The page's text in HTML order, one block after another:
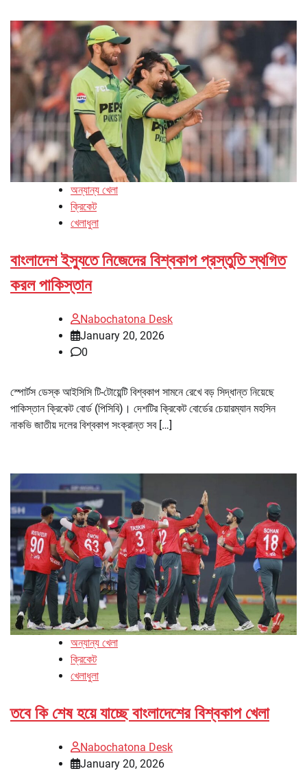
অন্যান্য খেলা
ক্রিকেট
খেলাধুলা
বাংলাদেশ ইস্যুতে নিজেদের বিশ্বকাপ প্রস্তুতি স্থগিত
করল পাকিস্তান
Nabochatona Desk
January 20, 2026
0
স্পোর্টস ডেস্ক আইসিসি টি-টোয়েন্টি বিশ্বকাপ সামনে রেখে বড় সিদ্ধান্ত নিয়েছে
পাকিস্তান ক্রিকেট বোর্ড (পিসিবি)। দেশটির ক্রিকেট বোর্ডের চেয়ারম্যান মহসিন
নাকভি জাতীয় দলের বিশ্বকাপ সংক্রান্ত সব […]
অন্যান্য খেলা
ক্রিকেট
খেলাধুলা
তবে কি শেষ হয়ে যাচ্ছে বাংলাদেশের বিশ্বকাপ খেলা
Nabochatona Desk
January 20, 2026